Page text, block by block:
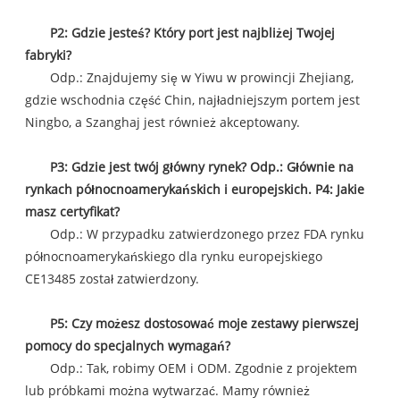
P2: Gdzie jesteś? Który port jest najbliżej Twojej
fabryki?
Odp.: Znajdujemy się w Yiwu w prowincji Zhejiang,
gdzie wschodnia część Chin, najładniejszym portem jest
Ningbo, a Szanghaj jest również akceptowany.
P3: Gdzie jest twój główny rynek? Odp.: Głównie na
rynkach północnoamerykańskich i europejskich. P4: Jakie
masz certyfikat?
Odp.: W przypadku zatwierdzonego przez FDA rynku
północnoamerykańskiego dla rynku europejskiego
CE13485 został zatwierdzony.
P5: Czy możesz dostosować moje zestawy pierwszej
pomocy do specjalnych wymagań?
Odp.: Tak, robimy OEM i ODM. Zgodnie z projektem
lub próbkami można wytwarzać. Mamy również